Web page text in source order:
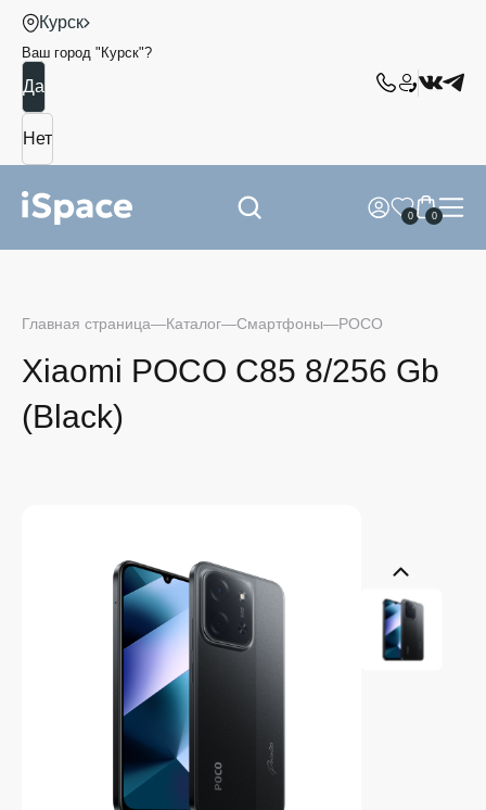
Курск
Ваш город " Курск"?
0 0
Главная страница Каталог Смартфоны POCO
Xiaomi POCO C85 8/256 Gb
(Black)